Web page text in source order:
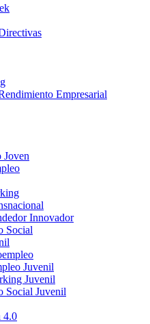
Empresarial
Joven
Innovador
Social
Juvenil
Juvenil
Social Juvenil
4.0